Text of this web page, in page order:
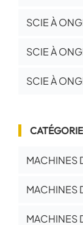
SCIE À
SCIE À
SCIE À
MACHINES
MACHINES
MACHINES